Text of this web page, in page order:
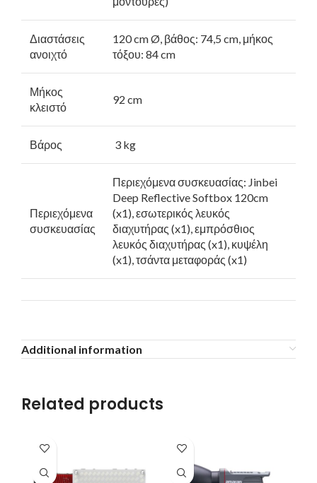
Διαστάσεις
ανοιχτό
120 cm Ø, βάθος: 74,5 cm, μήκος
τόξου: 84 cm
Μήκος
κλειστό
92 cm
Βάρος 3 kg
Περιεχόμενα
συσκευασίας
Περιεχόμενα συσκευασίας: Jinbei
Deep Reflective Softbox 120cm
(x1), εσωτερικός λευκός
διαχυτήρας (x1), εμπρόσθιος
λευκός διαχυτήρας (x1), κυψέλη
(x1), τσάντα μεταφοράς (x1)
Additional information
Related products